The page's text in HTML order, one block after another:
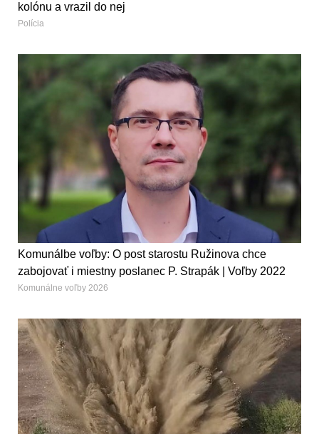
kolónu a vrazil do nej
Polícia
Komunálbe voľby: O post starostu Ružinova chce
zabojovať i miestny poslanec P. Strapák | Voľby 2022
Komunálne voľby 2026